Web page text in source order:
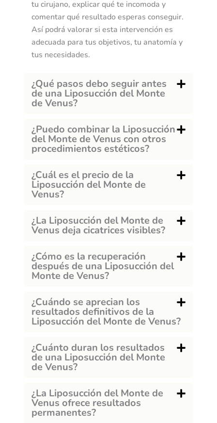
tu cirujano, explicar qué te incomoda y
comentar qué resultado esperas conseguir.
Así podrá valorar si esta intervención es
adecuada para tus objetivos, tu anatomía y
tus necesidades.
¿Qué pasos debo seguir antes
de una Liposucción del Monte
de Venus?
¿Puedo combinar la Liposucción
del Monte de Venus con otros
procedimientos estéticos?
¿Cuál es el precio de la
Liposucción del Monte de
Venus?
¿La Liposucción del Monte de
Venus deja cicatrices visibles?
¿Cómo es la recuperación
después de una Liposucción del
Monte de Venus?
¿Cuándo se aprecian los
resultados definitivos de la
Liposucción del Monte de Venus?
¿Cuánto duran los resultados
de una Liposucción del Monte
de Venus?
¿La Liposucción del Monte de
Venus ofrece resultados
permanentes?